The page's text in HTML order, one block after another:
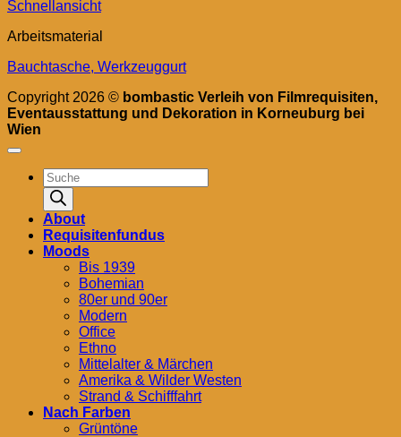
Schnellansicht
Arbeitsmaterial
Bauchtasche, Werkzeuggurt
Copyright 2026 © bombastic Verleih von Filmrequisiten,
Eventausstattung und Dekoration in Korneuburg bei
Wien
Products
search
About
Requisitenfundus
Moods
Bis 1939
Bohemian
80er und 90er
Modern
Office
Ethno
Mittelalter & Märchen
Amerika & Wilder Westen
Strand & Schifffahrt
Nach Farben
Grüntöne